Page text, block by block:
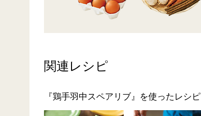
関連レシピ
『鶏手羽中スペアリブ』を使ったレシピ